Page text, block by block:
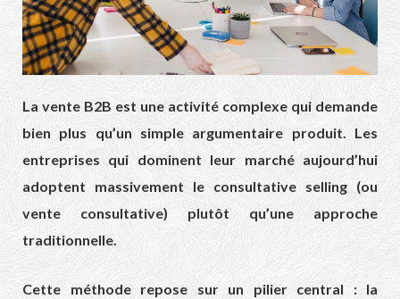
La vente B2B est une activité complexe qui demande
bien plus qu’un simple argumentaire produit. Les
entreprises qui dominent leur marché aujourd’hui
adoptent massivement le consultative selling (ou
vente consultative) plutôt qu’une approche
traditionnelle.
Cette méthode repose sur un pilier central : la